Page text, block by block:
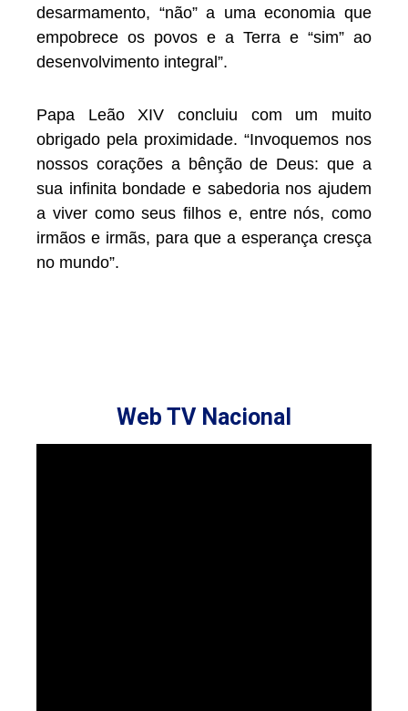
desarmamento, “não” a uma economia que
empobrece os povos e a Terra e “sim” ao
desenvolvimento integral”.
Papa Leão XIV concluiu com um muito
obrigado pela proximidade. “Invoquemos nos
nossos corações a bênção de Deus: que a
sua infinita bondade e sabedoria nos ajudem
a viver como seus filhos e, entre nós, como
irmãos e irmãs, para que a esperança cresça
no mundo”.
Web TV Nacional